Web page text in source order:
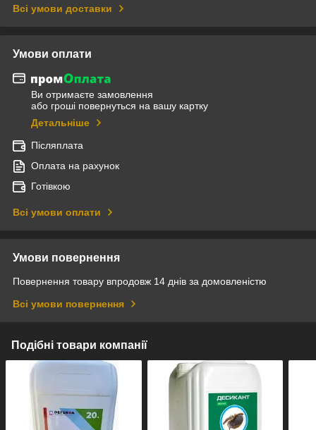
Всі умови доставки
Умови оплати
Ви отримаєте замовлення
або гроші повернуться на вашу картку
Детальніше
Післяплата
Оплата на рахунок
Готівкою
Всі умови оплати
Умови повернення
Повернення товару впродовж 14 днів за домовленістю
Всі умови повернення
Подібні товари компанії